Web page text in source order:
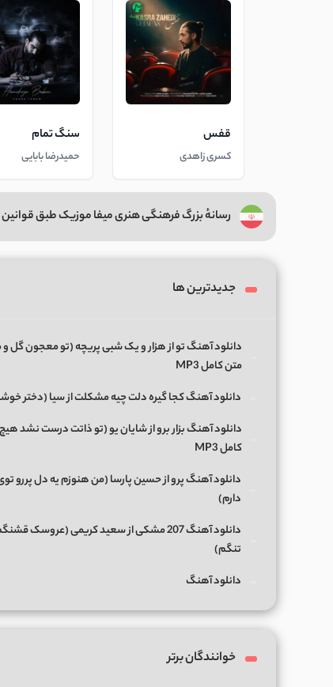
قفس
کسری زاهدی
سنگ تمام
حمیدرضا بابایی
رسانهٔ بزرگ فرهنگی هنری میفا موزیک طبق
جدیدترین ها
دانلود آهنگ تو از هزار و یک شبی پریچه (تو معجون گل
متن کامل MP3
دانلود آهنگ کجا گیره دلت چیه مشکلت از سیا (دختر
دانلود آهنگ بزار برو از شایان یو (تو ذاتت درست نشد
کامل MP3
دانلود آهنگ پرو از حسین پارسا (من هنوزم یه دل پررو
دارم)
دانلود آهنگ 207 مشکی از سعید کریمی (عروسک
تنگم)
دانلود آهنگ
خوانندگان برتر